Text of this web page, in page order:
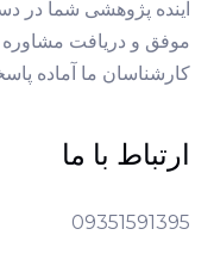
آینده پژوهشی شما در
موفق و دریافت مشاوره
کارشناسان ما آماده
ارتباط با ما
09351591395